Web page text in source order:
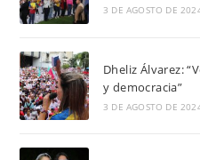
3 DE AGOSTO DE
Dheliz Álvarez:
y democracia”
3 DE AGOSTO DE